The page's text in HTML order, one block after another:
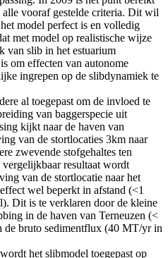
alle vooraf gestelde criteria. Dit wil
model perfect is en volledig
met model op realistische wijze
van slib in het estuarium
om effecten van autonome
ingrepen op de slibdynamiek te
al toegepast om de invloed te
van baggerspecie uit
kijkt naar de haven van
van de stortlocaties 3km naar
zwevende stofgehaltes ten
resultaat wordt
van de stortlocatie naar het
wel beperkt in afstand (<1
Dit is te verklaren door de kleine
in de haven van Terneuzen (<
de bruto sedimentflux (40 MT/yr in
het slibmodel toegepast op